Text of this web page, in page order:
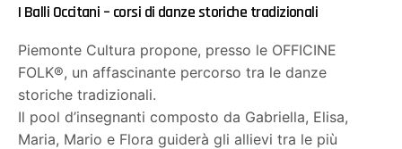
I Balli Occitani – corsi di danze storiche tradizionali
Piemonte Cultura propone, presso le OFFICINE
FOLK®, un affascinante percorso tra le danze
storiche tradizionali.
Il pool d’insegnanti composto da Gabriella, Elisa,
Maria, Mario e Flora guiderà gli allievi tra le più